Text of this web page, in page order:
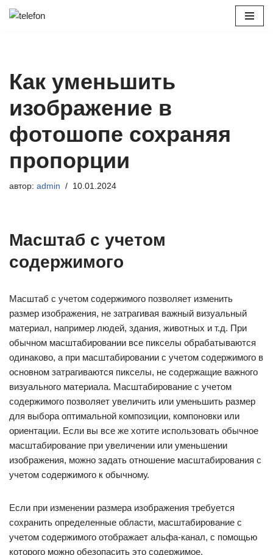
Как уменьшить
изображение в
фотошопе сохраняя
пропорции
автор: admin 10.01.2024
Масштаб с учетом
содержимого
Масштаб с учетом содержимого позволяет изменить
размер изображения, не затрагивая важный визуальный
материал, например людей, здания, животных и т.д. При
обычном масштабировании все пикселы обрабатываются
одинаково, а при масштабировании с учетом содержимого в
основном затрагиваются пикселы, не содержащие важного
визуального материала. Масштабирование с учетом
содержимого позволяет увеличить или уменьшить размер
для выбора оптимальной композиции, компоновки или
ориентации. Если вы все же хотите использовать обычное
масштабирование при увеличении или уменьшении
изображения, можно задать отношение масштабирования с
учетом содержимого к обычному.
Если при изменении размера изображения требуется
сохранить определенные области, масштабирование с
учетом содержимого отображает альфа-канал, с помощью
которого можно обезопасить это содержимое.